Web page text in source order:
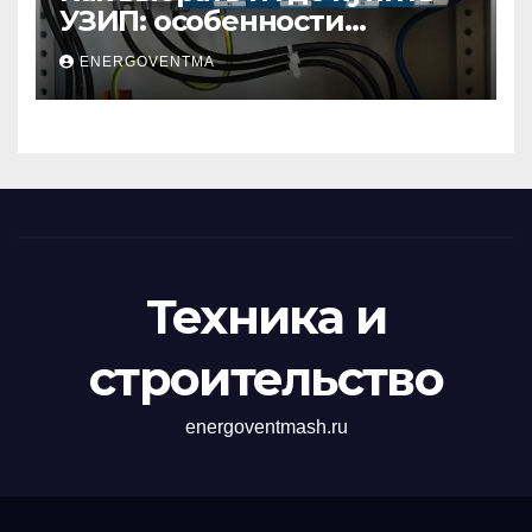
УЗИП: особенности
устройств защиты от
импульсных
перенапряжений
ENERGOVENTMA
Техника и
строительство
energoventmash.ru